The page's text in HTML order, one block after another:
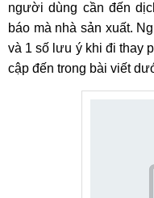
người dùng cần đến
báo mà nhà sản xuất.
và 1 số lưu ý khi đi thay
cập đến trong bài viết